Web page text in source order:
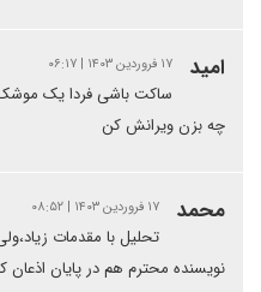
امید ۱۷ فروردین ۱۴۰۳ | ۰۶:۱۷
ساکت باشی فردا یک موشک
چه بزن ویرانش کن
محمد ۱۷ فروردین ۱۴۰۳ | ۰۸:۵۲
تحلیل با مقدمات
نویسنده محترم هم در پایان